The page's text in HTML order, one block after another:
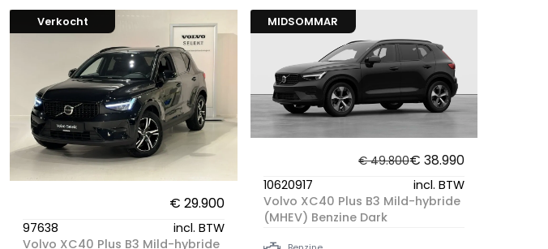
Verkocht
€ 29.900
97638
incl. BTW
Volvo XC40 Plus B3 Mild-hybride
MIDSOMMAR
€ 49.800€ 38.990
10620917
incl. BTW
Volvo XC40 Plus B3 Mild-hybride
(MHEV) Benzine Dark